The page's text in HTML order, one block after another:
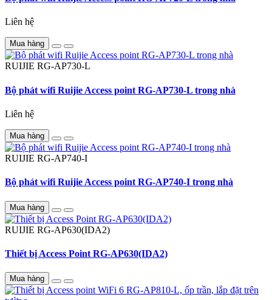
Liên hệ
Mua hàng
RUIJIE RG-AP730-L
Bộ phát wifi Ruijie Access point RG-AP730-L trong nhà
Liên hệ
Mua hàng
RUIJIE RG-AP740-I
Bộ phát wifi Ruijie Access point RG-AP740-I trong nhà
Mua hàng
RUIJIE RG-AP630(IDA2)
Thiết bị Access Point RG-AP630(IDA2)
Mua hàng